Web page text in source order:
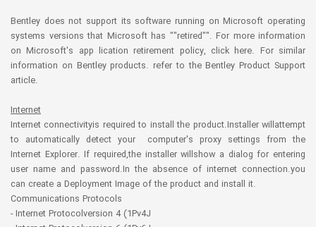
Bentley does not support its software running on Microsoft operating
systems versions that Microsoft has ""retired"". For more information
on Microsoft's app lication retirement policy, click here. For similar
information on Bentley products. refer to the Bentley Product Support
article.
Internet
Internet connectivityis required to install the product.Installer willattempt
to automatically detect your computer's proxy settings from the
Internet Explorer. If required,the installer willshow a dialog for entering
user name and password.In the absence of internet connection.you
can create a Deployment Image of the product and install it.
Communications Protocols
- Internet Protocolversion 4 (1Pv4J